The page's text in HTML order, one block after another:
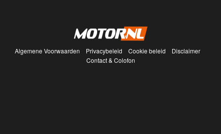
Algemene Voorwaarden Privacybeleid Cookie beleid
Disclaimer
Contact & Colofon